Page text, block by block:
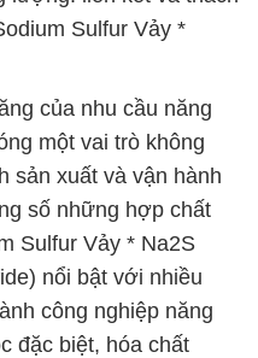
Sulfur Vảy *
của nhu cầu năng
một vai trò không
sản xuất và vận hành
số những hợp chất
Sulfur Vảy * Na2S
nổi bật với nhiều
công nghiệp năng
đặc biệt, hóa chất